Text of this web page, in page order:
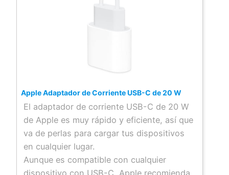
proporcionado por Apple
Apple Adaptador de Corriente USB-C de 20 W
El adaptador de corriente USB-C de 20 W
de Apple es muy rápido y eficiente, así que
va de perlas para cargar tus dispositivos
en cualquier lugar.
Aunque es compatible con cualquier